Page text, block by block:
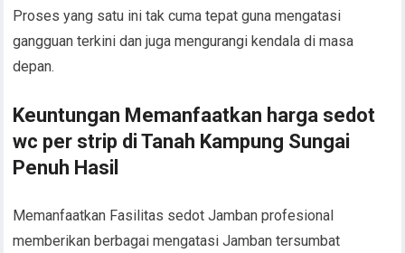
Proses yang satu ini tak cuma tepat guna mengatasi
gangguan terkini dan juga mengurangi kendala di masa
depan.
Keuntungan Memanfaatkan harga sedot
wc per strip di Tanah Kampung Sungai
Penuh Hasil
Memanfaatkan Fasilitas sedot Jamban profesional
memberikan berbagai mengatasi Jamban tersumbat